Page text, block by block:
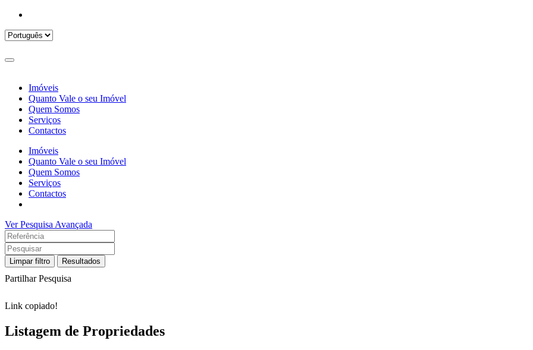
Imóveis
Quanto Vale o seu Imóvel
Quem Somos
Serviços
Contactos
Imóveis
Quanto Vale o seu Imóvel
Quem Somos
Serviços
Contactos
Ver Pesquisa Avançada
Limpar filtro Resultados
Partilhar Pesquisa
Link copiado!
Listagem de Propriedades